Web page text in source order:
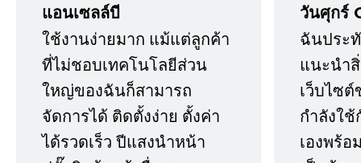
แอนเซลล์บี
ใช้งานง่ายมาก แม้แต่ลูกค้า
ที่ไม่ชอบเทคโนโลยีส่วน
ใหญ่ของฉันก็สามารถ
จัดการได้ ติดตั้งง่าย ตั้งค่า
ได้รวดเร็ว ปีแสงนำหน้า
วันศุกร์
ฉันประ
แนะนำ
เว็บไซ
กำลังใ
เองพร้